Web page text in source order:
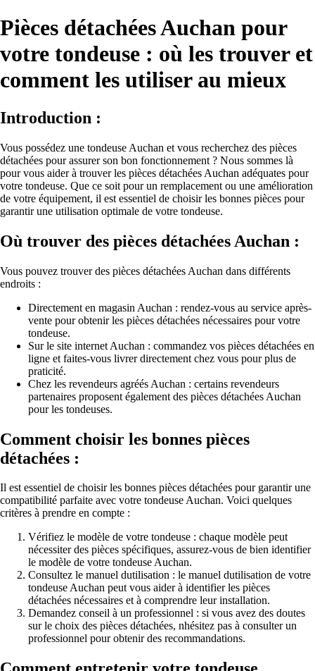
Pièces détachées Auchan pour
votre tondeuse : où les trouver et
comment les utiliser au mieux
Introduction :
Vous possédez une tondeuse Auchan et vous recherchez des pièces
détachées pour assurer son bon fonctionnement ? Nous sommes là
pour vous aider à trouver les pièces détachées Auchan adéquates pour
votre tondeuse. Que ce soit pour un remplacement ou une amélioration
de votre équipement, il est essentiel de choisir les bonnes pièces pour
garantir une utilisation optimale de votre tondeuse.
Où trouver des pièces détachées Auchan :
Vous pouvez trouver des pièces détachées Auchan dans différents
endroits :
Directement en magasin Auchan : rendez-vous au service après-
vente pour obtenir les pièces détachées nécessaires pour votre
tondeuse.
Sur le site internet Auchan : commandez vos pièces détachées en
ligne et faites-vous livrer directement chez vous pour plus de
praticité.
Chez les revendeurs agréés Auchan : certains revendeurs
partenaires proposent également des pièces détachées Auchan
pour les tondeuses.
Comment choisir les bonnes pièces
détachées :
Il est essentiel de choisir les bonnes pièces détachées pour garantir une
compatibilité parfaite avec votre tondeuse Auchan. Voici quelques
critères à prendre en compte :
Vérifiez le modèle de votre tondeuse : chaque modèle peut
nécessiter des pièces spécifiques, assurez-vous de bien identifier
le modèle de votre tondeuse Auchan.
Consultez le manuel dutilisation : le manuel dutilisation de votre
tondeuse Auchan peut vous aider à identifier les pièces
détachées nécessaires et à comprendre leur installation.
Demandez conseil à un professionnel : si vous avez des doutes
sur le choix des pièces détachées, nhésitez pas à consulter un
professionnel pour obtenir des recommandations.